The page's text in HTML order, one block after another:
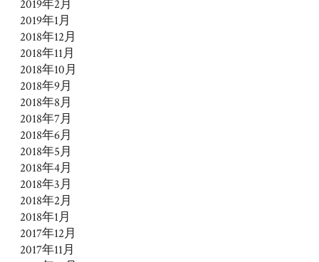
2019年2月
2019年1月
2018年12月
2018年11月
2018年10月
2018年9月
2018年8月
2018年7月
2018年6月
2018年5月
2018年4月
2018年3月
2018年2月
2018年1月
2017年12月
2017年11月